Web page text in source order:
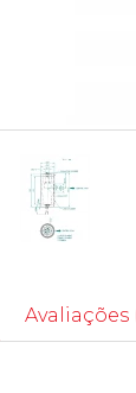
Avaliações